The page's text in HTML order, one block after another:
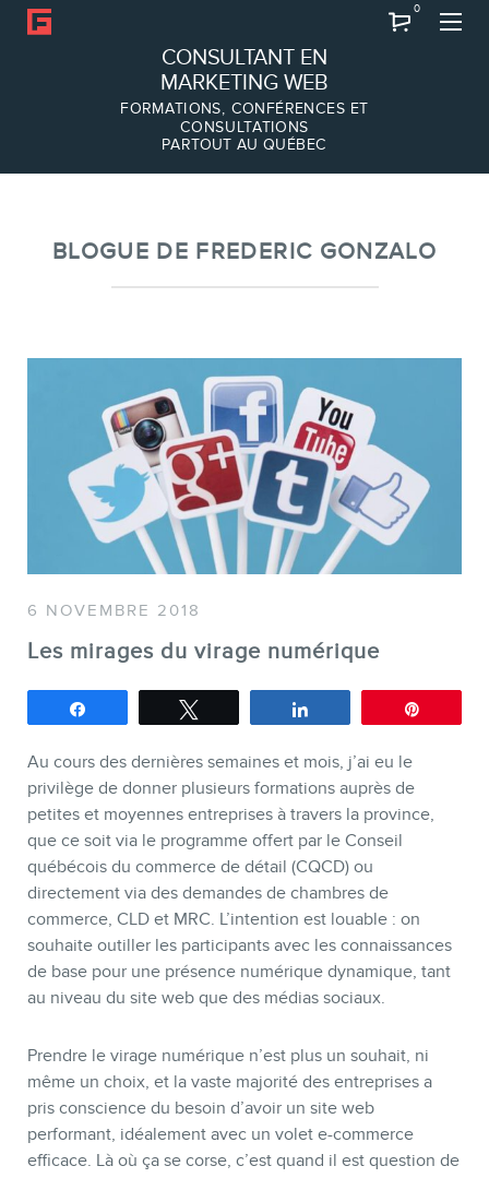
CONSULTANT EN
MARKETING WEB
FORMATIONS, CONFÉRENCES ET
CONSULTATIONS
PARTOUT AU QUÉBEC
0
À PROPOS
Équipe
SERVICES
Conférences
Formations marketing en ligne
Formations marketing de
groupe
Consultations
Audits web (SEO) et IA (GEO)
Ebooks
BOUTIQUE
BLOGUE DE FREDERIC GONZALO
6 NOVEMBRE 2018
Les mirages du virage numérique
Au cours des dernières semaines et mois, j’ai eu le
privilège de donner plusieurs formations auprès de
petites et moyennes entreprises à travers la province,
que ce soit via le programme offert par le Conseil
québécois du commerce de détail (CQCD) ou
directement via des demandes de chambres de
commerce, CLD et MRC. L’intention est louable : on
souhaite outiller les participants avec les connaissances
de base pour une présence numérique dynamique, tant
au niveau du site web que des médias sociaux.
Prendre le virage numérique n’est plus un souhait, ni
même un choix, et la vaste majorité des entreprises a
pris conscience du besoin d’avoir un site web
performant, idéalement avec un volet e-commerce
efficace. Là où ça se corse, c’est quand il est question de